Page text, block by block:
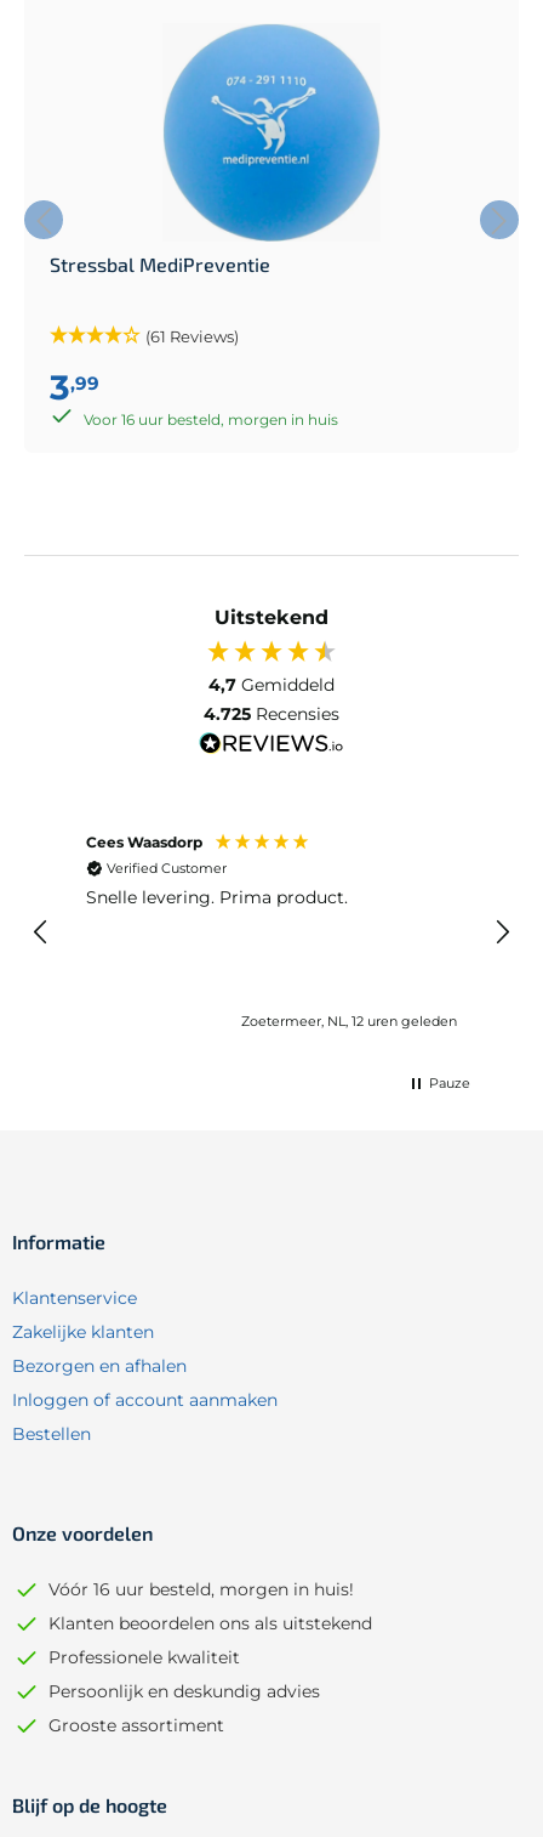
Stressbal MediPreventie
(61 Reviews)
3,99
Voor 16 uur besteld, morgen in huis
Uitstekend
4,7 Gemiddeld
4.725 Recensies
Cees Waasdorp
Verified Customer
Snelle levering. Prima product.
Zoetermeer, NL, 12 uren geleden
lang
Pauze
Informatie
Klantenservice
Zakelijke klanten
Bezorgen en afhalen
Inloggen of account aanmaken
Bestellen
Onze voordelen
Vóór 16 uur besteld, morgen in huis!
Klanten beoordelen ons als uitstekend
Professionele kwaliteit
Persoonlijk en deskundig advies
Grooste assortiment
Blijf op de hoogte